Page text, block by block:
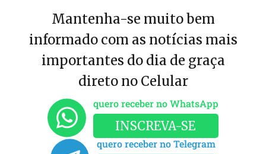
Mantenha-se muito bem
informado com as notícias mais
importantes do dia de graça
direto no Celular
quero receber no WhatsApp
INSCREVA-SE
quero receber no Telegram